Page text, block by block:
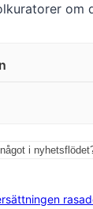
om
i